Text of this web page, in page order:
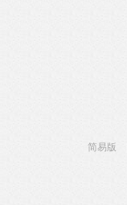
简易版